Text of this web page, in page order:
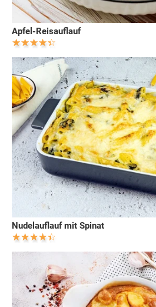
Apfel-Reisauflauf
Nudelauflauf mit Spinat